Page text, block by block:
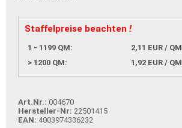
Staffelpreise beachten !
1 - 1199 QM:
2,11 EUR / QM
> 1200 QM:
1,92 EUR / QM
Art.Nr.: 004670
Hersteller-Nr: 22501415
EAN: 4003974336232